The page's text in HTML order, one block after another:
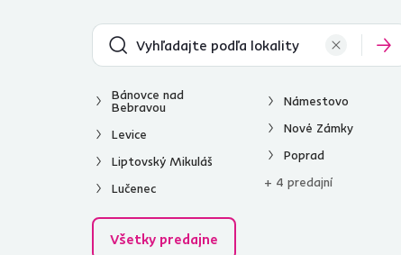
Šírka (cm)
Hĺbka (cm)
od
do
Bánovce nad
Bebravou
Levice
Liptovský Mikuláš
Lučenec
Námestovo
Nové Zámky
Poprad
+ 4 predajní
Všetky predajne